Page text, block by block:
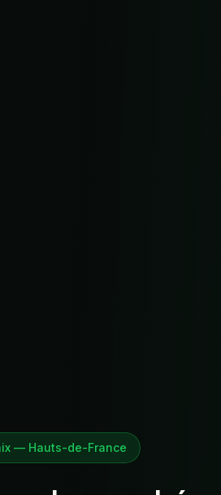
— Hauts-de-France